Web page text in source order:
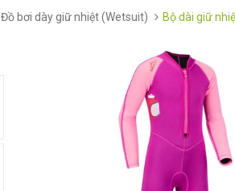
Đồ bơi dày giữ nhiệt (Wetsuit) Bộ dài giữ